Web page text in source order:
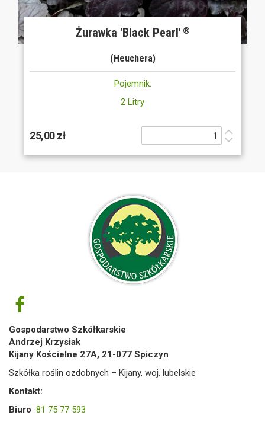
Żurawka 'Black Pearl' ®
(Heuchera)
Pojemnik:
2 Litry
25,00 zł
Gospodarstwo Szkółkarskie
Andrzej Krzysiak
Kijany Kościelne 27A, 21-077 Spiczyn
Szkółka roślin ozdobnych – Kijany, woj. lubelskie
Kontakt:
Biuro 81 75 77 593